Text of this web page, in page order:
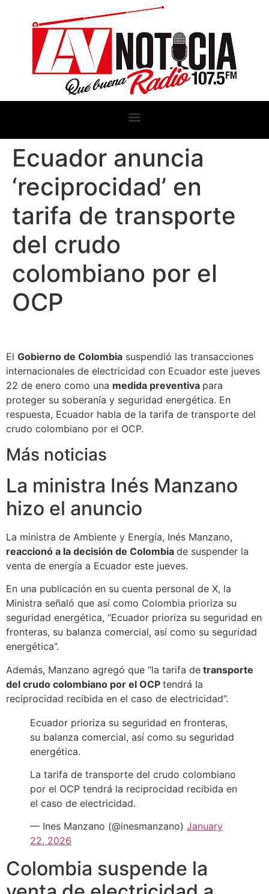
Ecuador anuncia
‘reciprocidad’ en
tarifa de transporte
del crudo
colombiano por el
OCP
El Gobierno de Colombia suspendió las transacciones
internacionales de electricidad con Ecuador este jueves
22 de enero como una medida preventiva para
proteger su soberanía y seguridad energética. En
respuesta, Ecuador habla de la tarifa de transporte del
crudo colombiano por el OCP.
Más noticias
La ministra Inés Manzano
hizo el anuncio
La ministra de Ambiente y Energía, Inés Manzano,
reaccionó a la decisión de Colombia de suspender la
venta de energía a Ecuador este jueves.
En una publicación en su cuenta personal de X, la
Ministra señaló que así como Colombia prioriza su
seguridad energética, “Ecuador prioriza su seguridad en
fronteras, su balanza comercial, así como su seguridad
energética”.
Además, Manzano agregó que “la tarifa de transporte
del crudo colombiano por el OCP tendrá la
reciprocidad recibida en el caso de electricidad”.
Ecuador prioriza su seguridad en fronteras,
su balanza comercial, así como su seguridad
energética.
La tarifa de transporte del crudo colombiano
por el OCP tendrá la reciprocidad recibida en
el caso de electricidad.
— Ines Manzano (@inesmanzano) January
22, 2026
Colombia suspende la